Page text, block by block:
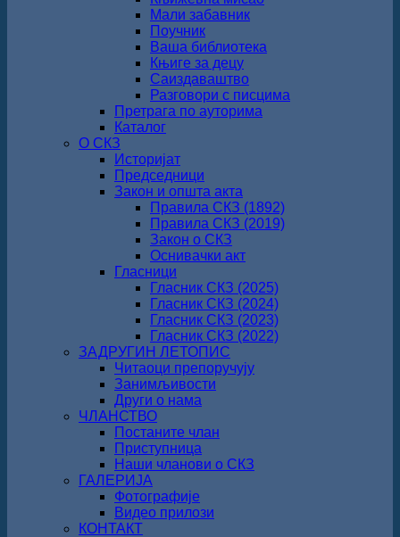
Мали забавник
Поучник
Ваша библиотека
Књиге за децу
Саиздаваштво
Разговори с писцима
Претрага по ауторима
Каталог
О СКЗ
Историјат
Председници
Закон и општа акта
Правила СКЗ (1892)
Правила СКЗ (2019)
Закон о СКЗ
Оснивачки акт
Гласници
Гласник СКЗ (2025)
Гласник СКЗ (2024)
Гласник СКЗ (2023)
Гласник СКЗ (2022)
ЗАДРУГИН ЛЕТОПИС
Читаоци препоручују
Занимљивости
Други о нама
ЧЛАНСТВО
Постаните члан
Приступница
Наши чланови о СКЗ
ГАЛЕРИЈА
Фотографије
Видео прилози
КОНТАКТ